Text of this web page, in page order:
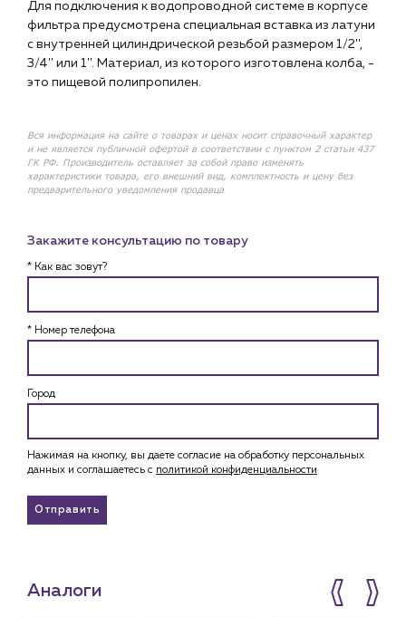
Для подключения к водопроводной системе в корпусе
фильтра предусмотрена специальная вставка из латуни
с внутренней цилиндрической резьбой размером 1/2'',
3/4'' или 1''. Материал, из которого изготовлена колба, -
это пищевой полипропилен.
Вся информация на сайте о товарах и ценах носит справочный характер
и не является публичной офертой в соответствии с пунктом 2 статьи 437
ГК РФ. Производитель оставляет за собой право изменять
характеристики товара, его внешний вид, комплектность и цену без
предварительного уведомления продавца
Закажите консультацию по товару
* Как вас зовут?
* Номер телефона
Город
Нажимая на кнопку, вы даете согласие на обработку персональных
данных и соглашаетесь c политикой конфиденциальности
Отправить
Аналоги